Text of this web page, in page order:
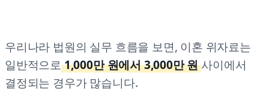
우리나라 법원의 실무 흐름을 보면, 이혼 위자료는
일반적으로1,000만 원에서 3,000만 원 사이에서
결정되는 경우가 많습니다.